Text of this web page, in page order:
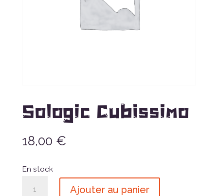
Sologic Cubissimo
18,00 €
En stock
Ajouter au panier